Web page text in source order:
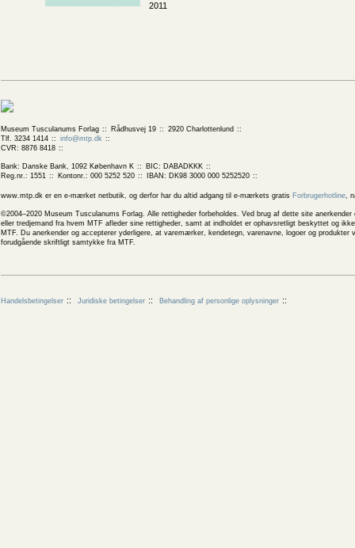
2011
Museum Tusculanums Forlag Rådhusvej 19
2920 Charlottenlund
Tlf. 3234 1414
info@mtp.dk
CVR: 8876 8418
Bank: Danske Bank, 1092 København K
BIC: DABADKKK
Reg.nr.: 1551
Kontonr.: 000 5252 520 IBAN: DK98 3000 000 5252520
www.mtp.dk er en e-mærket netbutik, og derfor har du altid adgang til e-mærkets gratis Forbrugerhotline,
©2004–2020 Museum Tusculanums Forlag. Alle rettigheder forbeholdes. Ved brug af dette site
eller tredjemand fra hvem MTF afleder sine rettigheder, samt at indholdet er ophavsretligt beskyttet og
MTF. Du anerkender og accepterer yderligere, at varemærker, kendetegn, varenavne, logoer og
forudgående skriftligt samtykke fra MTF.
Handelsbetingelser Juridiske betingelser Behandling af personlige oplysninger